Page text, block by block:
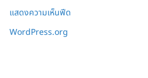
แสดงความเห็นฟีด
WordPress.org